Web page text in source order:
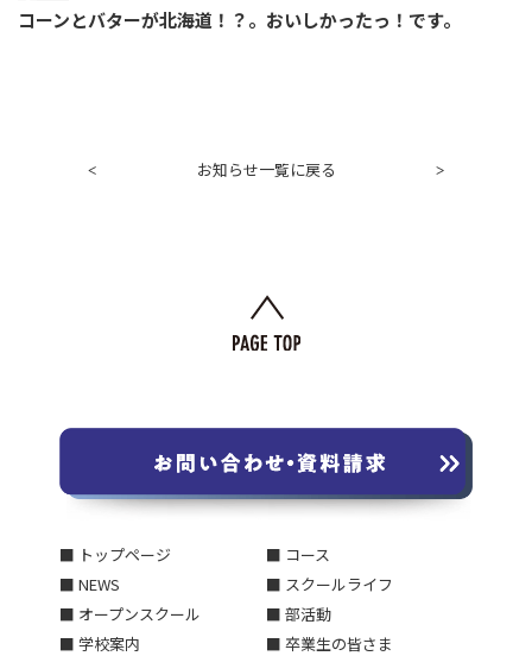
コーンとバターが北海道！？。おいしかったっ！です。
< お知らせ一覧に戻る >
■ トップページ
■ NEWS
■ オープンスクール
■ 学校案内
■ コース
■ スクールライフ
■ 部活動
■ 卒業生の皆さま